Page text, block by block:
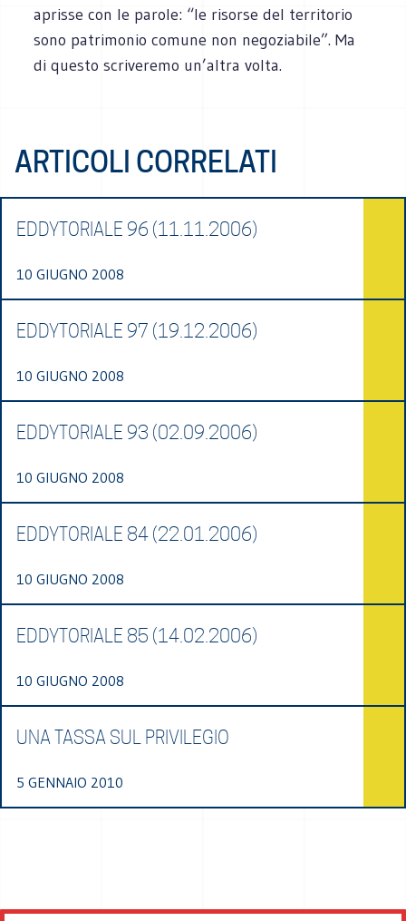
aprisse con le parole: “le risorse del territorio
sono patrimonio comune non negoziabile”. Ma
di questo scriveremo un’altra volta.
ARTICOLI CORRELATI
EDDYTORIALE 96 (11.11.2006)
10 GIUGNO 2008
EDDYTORIALE 97 (19.12.2006)
10 GIUGNO 2008
EDDYTORIALE 93 (02.09.2006)
10 GIUGNO 2008
EDDYTORIALE 84 (22.01.2006)
10 GIUGNO 2008
EDDYTORIALE 85 (14.02.2006)
10 GIUGNO 2008
UNA TASSA SUL PRIVILEGIO
5 GENNAIO 2010